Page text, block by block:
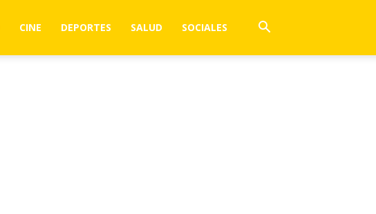
CINE DEPORTES SALUD SOCIALES